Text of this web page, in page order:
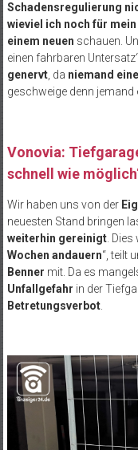
Schadensregulierung
wieviel ich noch für
einem neuen schauen.
einen fahrbaren
genervt, da niemand
geschweige denn jemand
Vonovia:
schnell wie
Wir haben uns von der
neuesten Stand bringen
weiterhin gereinigt. Dies
Wochen andauern“, teilt
Benner mit. Da es
Unfallgefahr in der
Betretungsverbot.